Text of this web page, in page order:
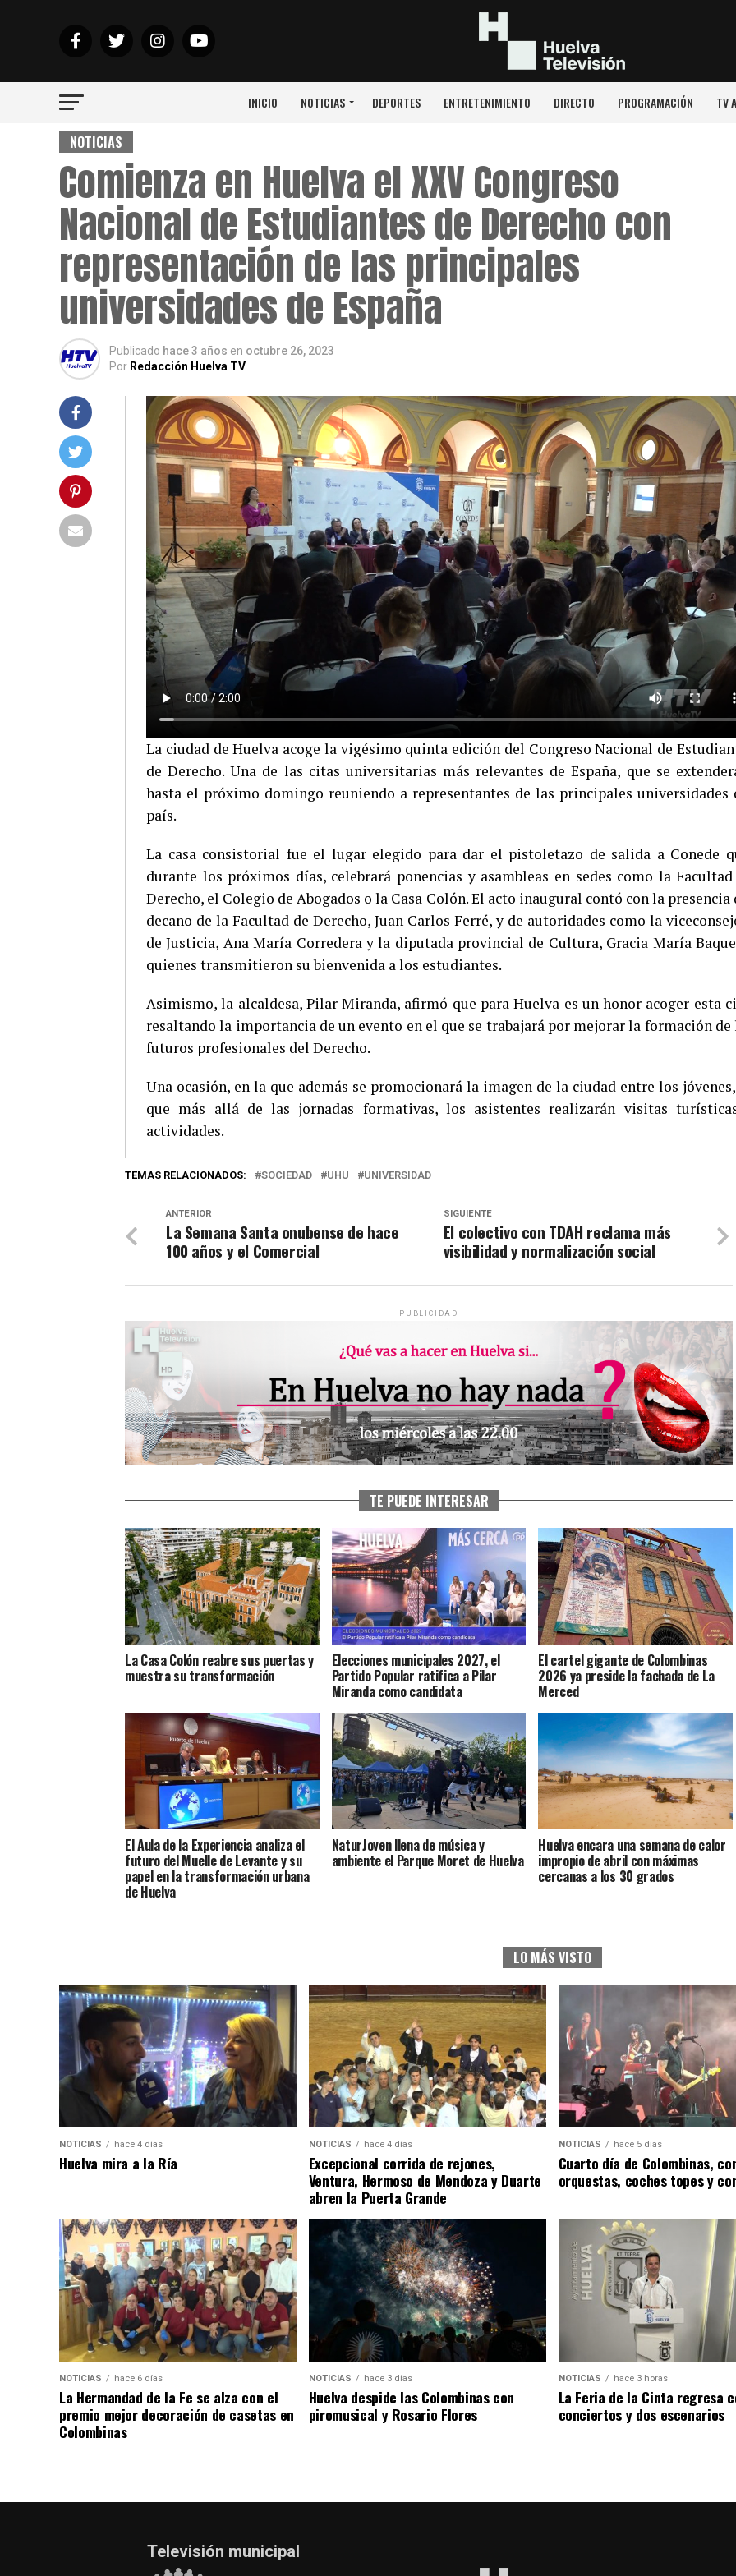
INICIO NOTICIAS DEPORTES ENTRETENIMIENTO DIRECTO PROGRAMACIÓN TV
NOTICIAS
Comienza en Huelva el XXV Congreso
Nacional de Estudiantes de Derecho con
representación de las principales
universidades de España
Publicado hace 3 años en octubre 26, 2023
Por Redacción Huelva TV
La ciudad de Huelva acoge la vigésimo quinta edición del Congreso Nacional de
de Derecho. Una de las citas universitarias más relevantes de España, que se
hasta el próximo domingo reuniendo a representantes de las principales universidades
país.
La casa consistorial fue el lugar elegido para dar el pistoletazo de salida a Conede
durante los próximos días, celebrará ponencias y asambleas en sedes como la Facultad
Derecho, el Colegio de Abogados o la Casa Colón. El acto inaugural contó con la presencia
decano de la Facultad de Derecho, Juan Carlos Ferré, y de autoridades como la
de Justicia, Ana María Corredera y la diputada provincial de Cultura, Gracia María
quienes transmitieron su bienvenida a los estudiantes.
Asimismo, la alcaldesa, Pilar Miranda, afirmó que para Huelva es un honor acoger esta
resaltando la importancia de un evento en el que se trabajará por mejorar la formación de
futuros profesionales del Derecho.
Una ocasión, en la que además se promocionará la imagen de la ciudad entre los
que más allá de las jornadas formativas, los asistentes realizarán visitas
actividades.
TEMAS RELACIONADOS: SOCIEDAD UHU UNIVERSIDAD
SIGUIENTE
El colectivo con TDAH reclama más
visibilidad y normalización social
ANTERIOR
La Semana Santa onubense de hace
100 años y el Comercial
PUBLICIDAD
TE PUEDE INTERESAR
La Casa Colón reabre sus puertas y
muestra su transformación
Elecciones municipales 2027, el
Partido Popular ratifica a Pilar
Miranda como candidata
El cartel gigante de Colombinas
2026 ya preside la fachada de La
Merced
El Aula de la Experiencia analiza el
futuro del Muelle de Levante y su
papel en la transformación urbana
de Huelva
NaturJoven llena de música y
ambiente el Parque Moret de Huelva
Huelva encara una semana de calor
impropio de abril con máximas
cercanas a los 30 grados
LO MÁS VISTO
NOTICIAS hace 4 días
Huelva mira a la Ría
NOTICIAS hace 4 días
Excepcional corrida de rejones,
Ventura, Hermoso de Mendoza y Duarte
abren la Puerta Grande
NOTICIAS hace 5 días
Cuarto día de Colombinas,
orquestas, coches topes y
NOTICIAS hace 6 días
La Hermandad de la Fe se alza con el
premio mejor decoración de casetas en
Colombinas
NOTICIAS hace 3 días
Huelva despide las Colombinas con
piromusical y Rosario Flores
NOTICIAS hace 3 horas
La Feria de la Cinta regresa
conciertos y dos escenarios
Televisión municipal